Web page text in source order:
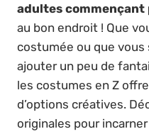
adultes commençant
au bon endroit ! Que
costumée ou que
ajouter un peu de
les costumes en Z
d’options créatives.
originales pour